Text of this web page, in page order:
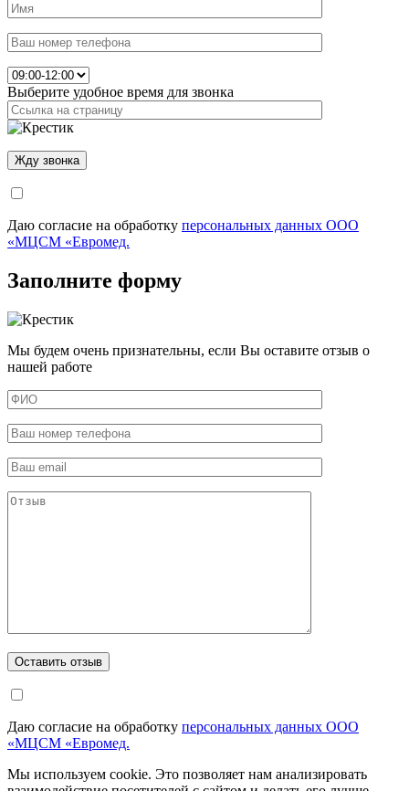
Выберите удобное время для звонка
Даю согласие на обработку персональных данных ООО
«МЦСМ «Евромед.
Заполните форму
Мы будем очень признательны, если Вы оставите отзыв о
нашей работе
Даю согласие на обработку персональных данных ООО
«МЦСМ «Евромед.
Мы используем cookie. Это позволяет нам анализировать